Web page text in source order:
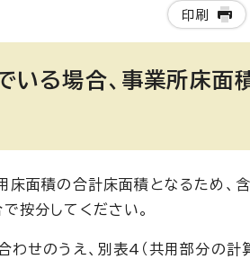
印刷
る場合、事業所床面
積の合計床面積となるため、含
按分してください。
せのうえ、別表4（共用部分の計